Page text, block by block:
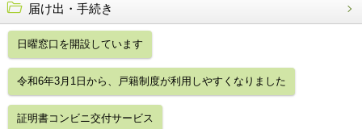
届け出・手続き
日曜窓口を開設しています
令和6年3月1日から、戸籍制度が利用しやすくなりました
証明書コンビニ交付サービス